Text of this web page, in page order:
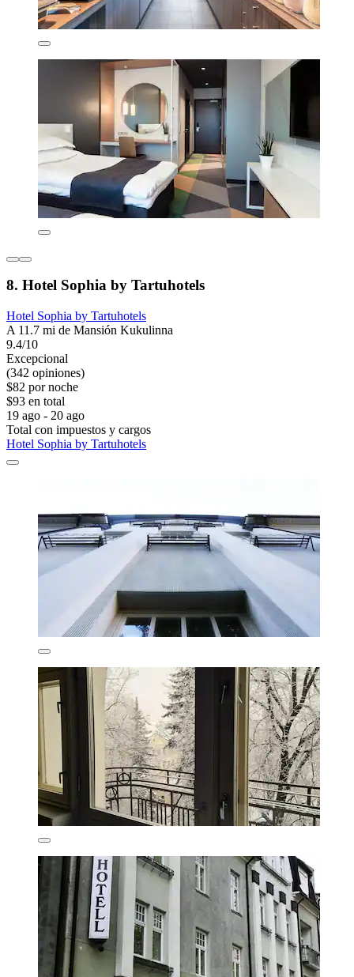
8. Hotel Sophia by Tartuhotels
Hotel Sophia by Tartuhotels
A 11.7 mi de Mansión Kukulinna
9.4/10
Excepcional
(342 opiniones)
$82 por noche
$93 en total
19 ago - 20 ago
Total con impuestos y cargos
Hotel Sophia by Tartuhotels